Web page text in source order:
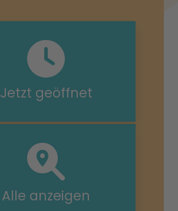
Jetzt geöffnet
Alle anzeigen